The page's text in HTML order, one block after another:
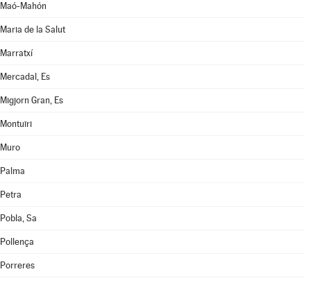
Maó-Mahón
Maria de la Salut
Marratxí
Mercadal, Es
Migjorn Gran, Es
Montuïri
Muro
Palma
Petra
Pobla, Sa
Pollença
Porreres